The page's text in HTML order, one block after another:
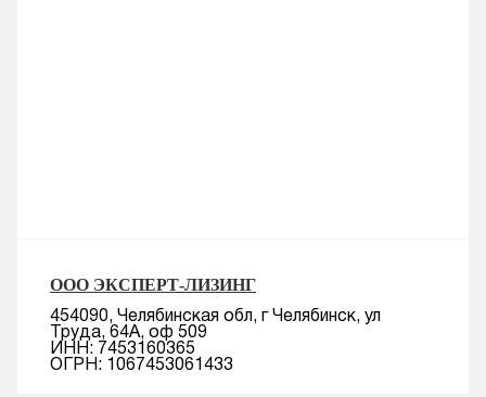
ООО ЭКСПЕРТ-ЛИЗИНГ
454090, Челябинская обл, г Челябинск, ул
Труда, 64А, оф 509
ИНН: 7453160365
ОГРН: 1067453061433